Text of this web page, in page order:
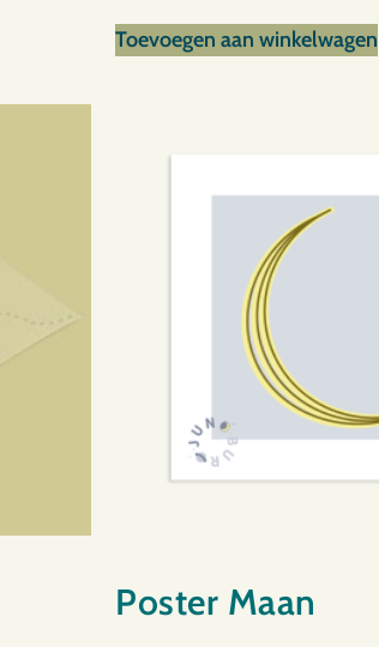
Toevoegen aan winkelwagen
Poster Maan